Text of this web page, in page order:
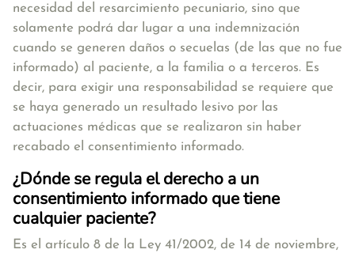
necesidad del resarcimiento pecuniario, sino que
solamente podrá dar lugar a una indemnización
cuando se generen daños o secuelas (de las que no fue
informado) al paciente, a la familia o a terceros. Es
decir, para exigir una responsabilidad se requiere que
se haya generado un resultado lesivo por las
actuaciones médicas que se realizaron sin haber
recabado el consentimiento informado.
¿Dónde se regula el derecho a un
consentimiento informado que tiene
cualquier paciente?
Es el artículo 8 de la Ley 41/2002, de 14 de noviembre,